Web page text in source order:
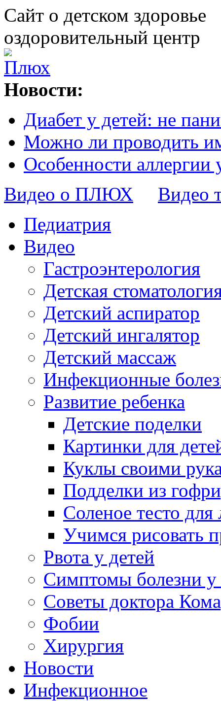
Сайт о детском здоровье
оздоровительный центр
Новости:
Диабет у детей: не
Можно ли проводить
Особенности аллергии
Видео о ПЛЮХ
Видео
Педиатрия
Видео
Гастроэнтерология
Детская
Детский аспиратор
Детский ингалятор
Детский массаж
Инфекционные
Развитие ребенка
Детские поделки
Картинки для
Куклы своими
Подделки из
Соленое тесто для
Учимся рисовать
Рвота у детей
Симптомы болезни у
Советы доктора
Фобии
Хирургия
Новости
Инфекционное